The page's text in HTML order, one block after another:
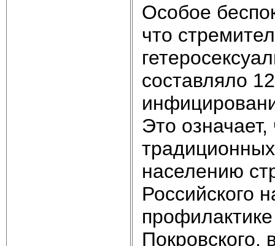
Особое
что
составляло
Это
населению
Российского
Покровского,